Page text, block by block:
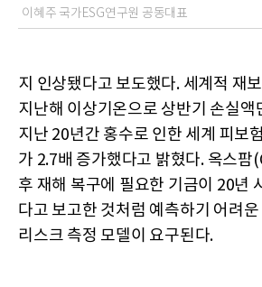
이혜주 국가ESG연구원 공동대표
지 인상됐다고 보도했다. 세계적 재
지난해 이상기온으로 상반기 손실액
지난 20년간 홍수로 인한 세계 피보
가 2.7배 증가했다고 밝혔다. 옥스팜
후 재해 복구에 필요한 기금이 20년
다고 보고한 것처럼 예측하기 어려
리스크 측정 모델이 요구된다.